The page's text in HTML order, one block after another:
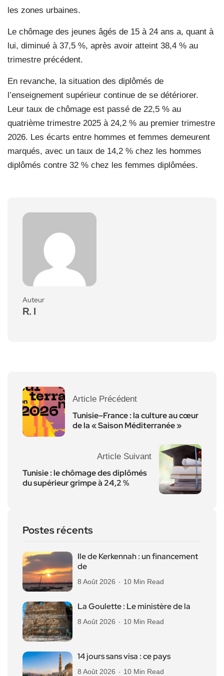
les zones urbaines.
Le chômage des jeunes âgés de 15 à 24 ans a, quant à
lui, diminué à 37,5 %, après avoir atteint 38,4 % au
trimestre précédent.
En revanche, la situation des diplômés de
l’enseignement supérieur continue de se détériorer.
Leur taux de chômage est passé de 22,5 % au
quatrième trimestre 2025 à 24,2 % au premier trimestre
2026. Les écarts entre hommes et femmes demeurent
marqués, avec un taux de 14,2 % chez les hommes
diplômés contre 32 % chez les femmes diplômées.
Auteur
R. I
Article Précédent
Tunisie–France : la culture au cœur
de la « Saison Méditerranée »
Article Suivant
Tunisie : le chômage des diplômés
du supérieur grimpe à 24,2 %
Postes récents
Ile de Kerkennah : un financement
de
8 Août 2026 10 Min Read
La Goulette : Le ministère de la
8 Août 2026 10 Min Read
14 jours sans visa : ce pays
8 Août 2026 10 Min Read